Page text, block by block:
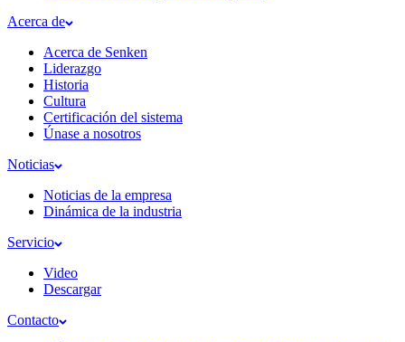
Acerca de
Acerca de Senken
Liderazgo
Historia
Cultura
Certificación del sistema
Únase a nosotros
Noticias
Noticias de la empresa
Dinámica de la industria
Servicio
Video
Descargar
Contacto